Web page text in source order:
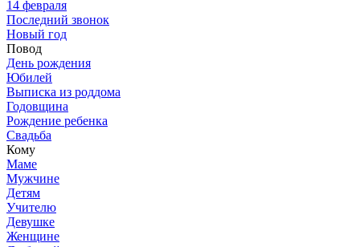
14 февраля
Последний звонок
Новый год
Повод
День рождения
Юбилей
Выписка из роддома
Годовщина
Рождение ребенка
Свадьба
Кому
Маме
Мужчине
Детям
Учителю
Девушке
Женщине